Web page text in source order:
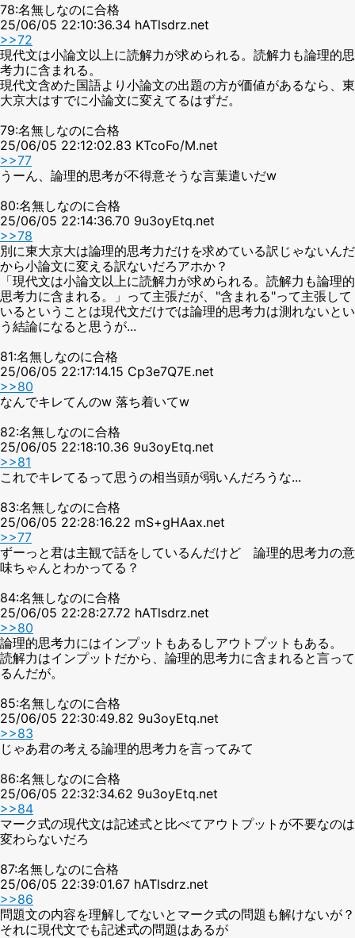
78:名無しなのに合格
25/06/05 22:10:36.34 hATlsdrz.net
>>72
現代文は小論文以上に読解力が求められる。読解力も論理的思
考力に含まれる。
現代文含めた国語より小論文の出題の方が価値があるなら、東
大京大はすでに小論文に変えてるはずだ。
79:名無しなのに合格
25/06/05 22:12:02.83 KTcoFo/M.net
>>77
うーん、論理的思考が不得意そうな言葉遣いだw
80:名無しなのに合格
25/06/05 22:14:36.70 9u3oyEtq.net
>>78
別に東大京大は論理的思考力だけを求めている訳じゃないんだ
から小論文に変える訳ないだろアホか？
「現代文は小論文以上に読解力が求められる。読解力も論理的
思考力に含まれる。」って主張だが、"含まれる"って主張して
いるということは現代文だけでは論理的思考力は測れないとい
う結論になると思うが...
81:名無しなのに合格
25/06/05 22:17:14.15 Cp3e7Q7E.net
>>80
なんでキレてんのw 落ち着いてw
82:名無しなのに合格
25/06/05 22:18:10.36 9u3oyEtq.net
>>81
これでキレてるって思うの相当頭が弱いんだろうな...
83:名無しなのに合格
25/06/05 22:28:16.22 mS+gHAax.net
>>77
ずーっと君は主観で話をしているんだけど 論理的思考力の意
味ちゃんとわかってる？
84:名無しなのに合格
25/06/05 22:28:27.72 hATlsdrz.net
>>80
論理的思考力にはインプットもあるしアウトプットもある。
読解力はインプットだから、論理的思考力に含まれると言って
るんだが。
85:名無しなのに合格
25/06/05 22:30:49.82 9u3oyEtq.net
>>83
じゃあ君の考える論理的思考力を言ってみて
86:名無しなのに合格
25/06/05 22:32:34.62 9u3oyEtq.net
>>84
マーク式の現代文は記述式と比べてアウトプットが不要なのは
変わらないだろ
87:名無しなのに合格
25/06/05 22:39:01.67 hATlsdrz.net
>>86
問題文の内容を理解してないとマーク式の問題も解けないが？
それに現代文でも記述式の問題はあるが